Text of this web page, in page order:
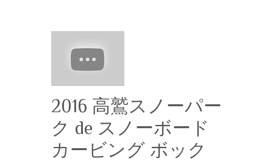
2016 高鷲スノーパー
ク de スノーボード
カービング ボック